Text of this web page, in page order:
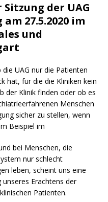
der UAG
27.5.2020 im
und
UAG nur die Patienten
hat, für die die Kliniken kein
der Klinik finden oder ob es
Menschen
sicher zu stellen, wenn
Beispiel im
bei Menschen, die
nur schlecht
leben, scheint uns eine
Erachtens der
Patienten.